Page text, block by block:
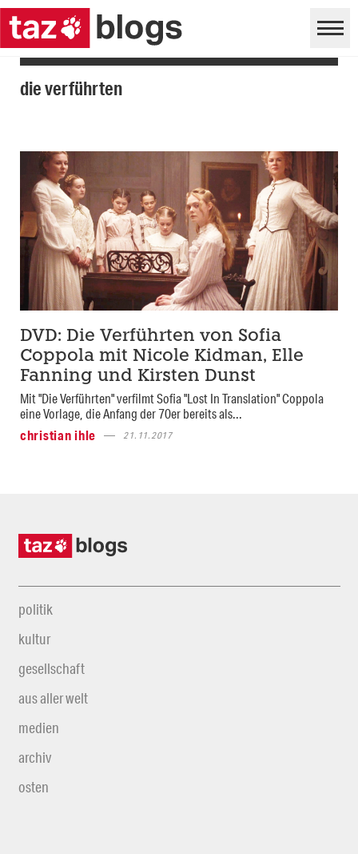
die verführten
DVD: Die Verführten von Sofia
Coppola mit Nicole Kidman, Elle
Fanning und Kirsten Dunst
Mit "Die Verführten" verfilmt Sofia "Lost In Translation" Coppola
eine Vorlage, die Anfang der 70er bereits als...
christian ihle
21.11.2017
politik
kultur
gesellschaft
aus aller welt
medien
archiv
osten